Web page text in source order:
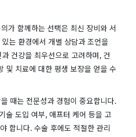
함께하는 선택은 최신 장비와 서
는 환경에서 개별 상담과 조언을
건강을 최우선으로 고려하며, 건
및 치료에 대한 평생 보장을 얻을 수
때는 전문성과 경험이 중요합니다.
술 도입 여부, 애프터 케어 등을 고
합니다. 수술 후에도 적절한 관리